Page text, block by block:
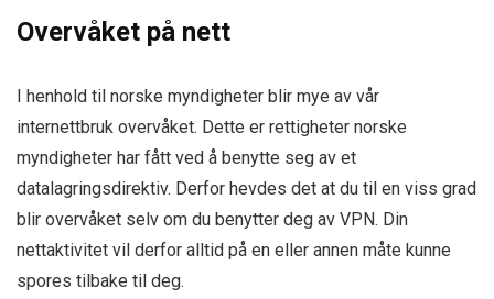
Overvåket på nett
I henhold til norske myndigheter blir mye av vår
internettbruk overvåket. Dette er rettigheter norske
myndigheter har fått ved å benytte seg av et
datalagringsdirektiv. Derfor hevdes det at du til en viss grad
blir overvåket selv om du benytter deg av VPN. Din
nettaktivitet vil derfor alltid på en eller annen måte kunne
spores tilbake til deg.